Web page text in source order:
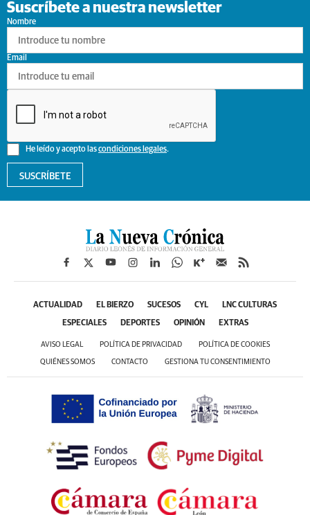
Suscríbete a nuestra newsletter
Nombre
He leído y acepto lascondiciones legales.
Email
SUSCRÍBETE
ACTUALIDAD EL BIERZO SUCESOS CYL LNC CULTURAS
ESPECIALES DEPORTES OPINIÓN EXTRAS
AVISO LEGAL POLÍTICA DE PRIVACIDAD POLÍTICA DE COOKIES
QUIÉNES SOMOS CONTACTO GESTIONA TU CONSENTIMIENTO